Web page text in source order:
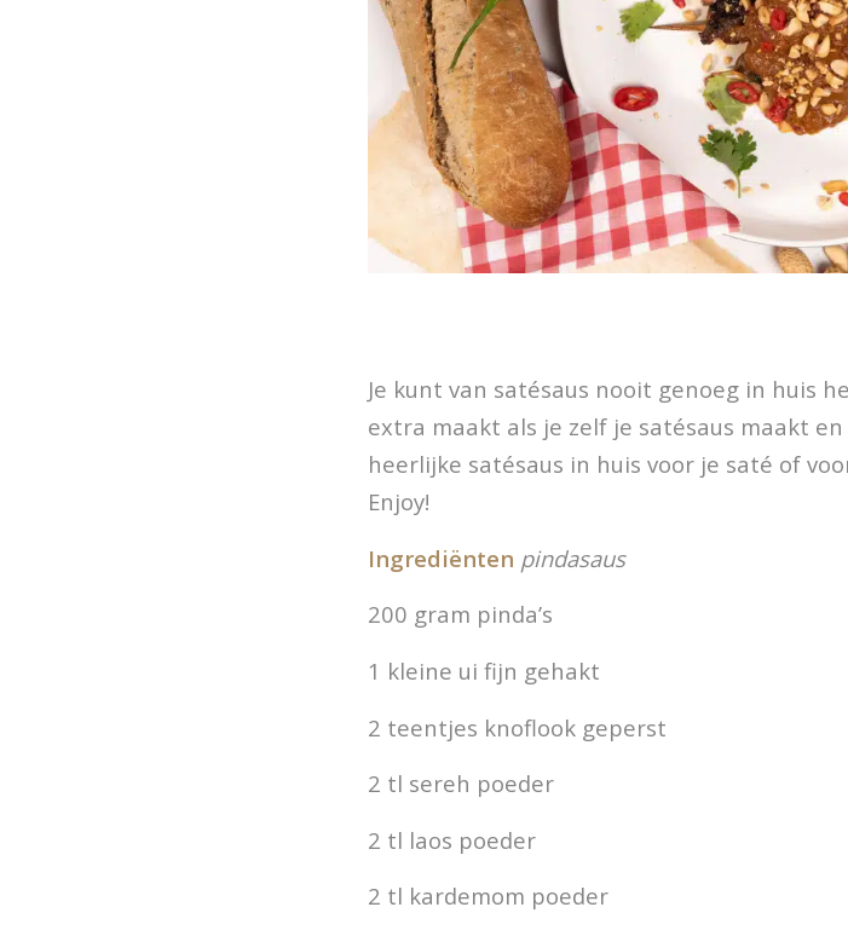
Je kunt van satésaus nooit genoeg in huis
extra maakt als je zelf je satésaus maakt
heerlijke satésaus in huis voor je saté of
Enjoy!
Ingrediënten pindasaus
200 gram pinda’s
1 kleine ui fijn gehakt
2 teentjes knoflook geperst
2 tl sereh poeder
2 tl laos poeder
2 tl kardemom poeder